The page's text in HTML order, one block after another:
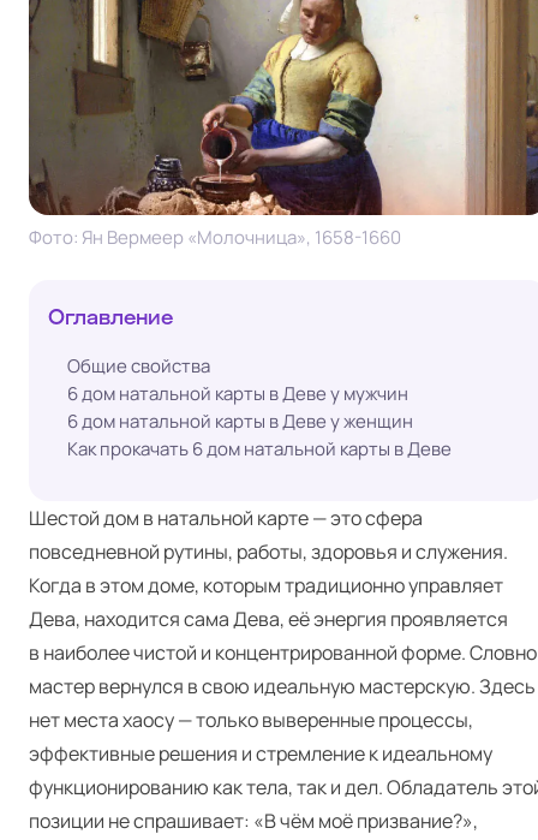
Фото: Ян Вермеер «Молочница», 1658-1660
Оглавление
Общие свойства
6 дом натальной карты в Деве у мужчин
6 дом натальной карты в Деве у женщин
Как прокачать 6 дом натальной карты в Деве
Шестой дом в натальной карте — это сфера
повседневной рутины, работы, здоровья и служения.
Когда в этом доме, которым традиционно управляет
Дева, находится сама Дева, её энергия проявляется
в наиболее чистой и концентрированной форме. Словно
мастер вернулся в свою идеальную мастерскую. Здесь
нет места хаосу — только выверенные процессы,
эффективные решения и стремление к идеальному
функционированию как тела, так и дел. Обладатель
позиции не спрашивает: «В чём моё призвание?»,